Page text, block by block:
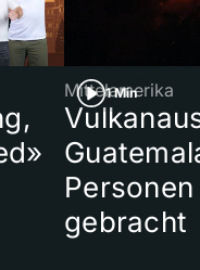
1 Min
Mittelamerika
gebracht